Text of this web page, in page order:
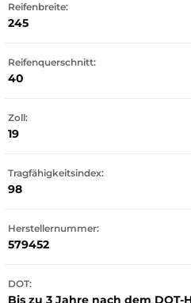
Reifenbreite:
245
Reifenquerschnitt:
40
Zoll:
19
Tragfähigkeitsindex:
98
Herstellernummer:
579452
DOT:
Bis zu 3 Jahre nach dem